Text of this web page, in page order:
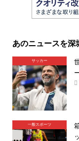
あのニュースを深
サッカー
一般スポーツ